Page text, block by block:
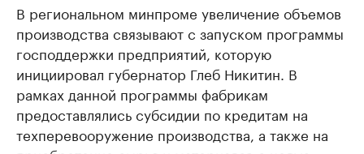
В региональном минпроме увеличение объемов
производства связывают с запуском программы
господдержки предприятий, которую
инициировал губернатор Глеб Никитин. В
рамках данной программы фабрикам
предоставлялись субсидии по кредитам на
техперевооружение производства, а также на